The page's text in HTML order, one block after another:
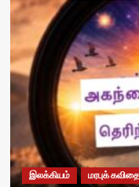
இலக்கியம் மரபுக்